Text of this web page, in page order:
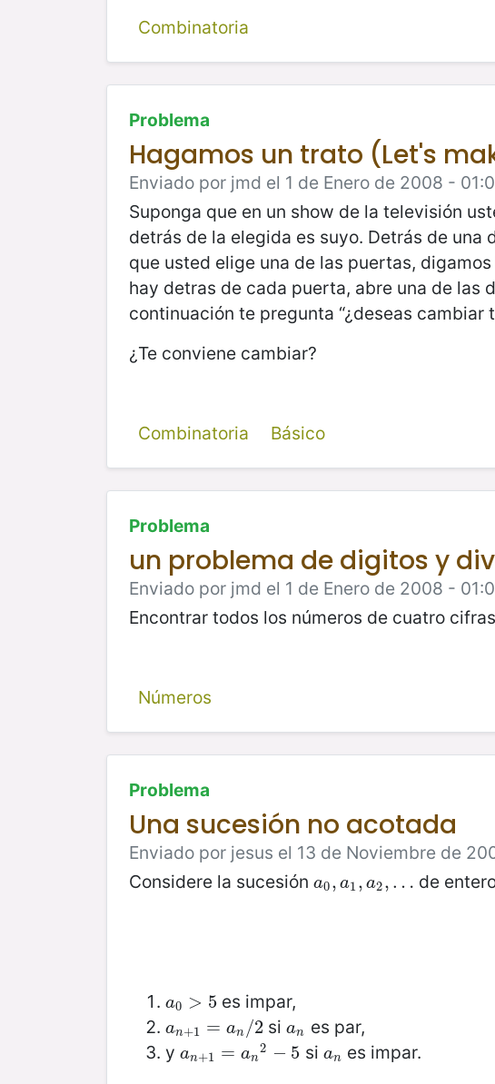
Combinatoria
Problema
Hagamos un trato (Let's
Enviado por jmd el 1 de Enero de 2008 -
Suponga que en un show de la televisión
detrás de la elegida es suyo. Detrás de una
que usted elige una de las puertas,
hay detras de cada puerta, abre una de las
continuación te pregunta “¿deseas cambiar
¿Te conviene cambiar?
Combinatoria Básico
Problema
un problema de digitos y
Enviado por jmd el 1 de Enero de 2008 -
Encontrar todos los números de cuatro cifras
Números
Problema
Una sucesión no acotada
Enviado por jesus el 13 de Noviembre de
Considere la sucesión a0, a1, a2, …
a0,a1 ,a2,… de
a0 > 5
a0 >5 es impar,
an+1 = an /2
an+1 =an/2 sian
an es par,
y an+1 = an
2 − 5
an+1 =an2−5 si an
an es impar.